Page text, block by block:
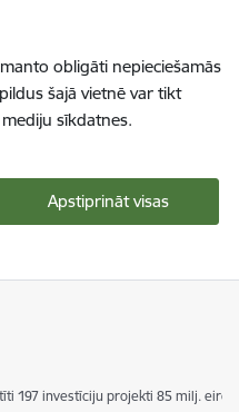
obligāti nepieciešamās
šajā vietnē var tikt
sīkdatnes.
Apstiprināt visas
197 investīciju projekti 85 milj. eiro